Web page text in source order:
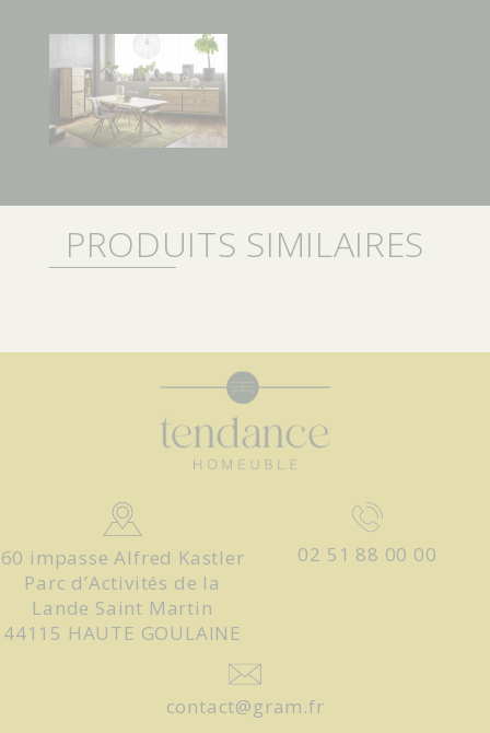
PRODUITS SIMILAIRES
60 impasse Alfred Kastler
Parc d’Activités de la
Lande Saint Martin
44115 HAUTE GOULAINE
02 51 88 00 00
contact@gram.fr